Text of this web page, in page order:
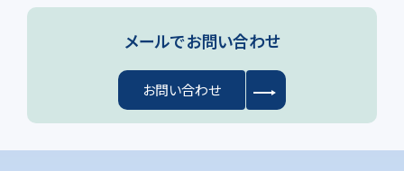
メールでお問い合わせ
お問い合わせ